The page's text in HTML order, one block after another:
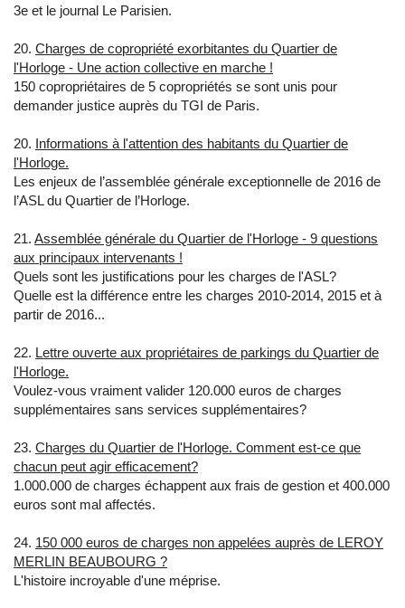
3e et le journal Le Parisien.
20. Charges de copropriété exorbitantes du Quartier de
l'Horloge - Une action collective en marche !
150 copropriétaires de 5 copropriétés se sont unis pour
demander justice auprès du TGI de Paris.
20. Informations à l'attention des habitants du Quartier de
l'Horloge.
Les enjeux de l’assemblée générale exceptionnelle de 2016 de
l’ASL du Quartier de l’Horloge.
21. Assemblée générale du Quartier de l'Horloge - 9 questions
aux principaux intervenants !
Quels sont les justifications pour les charges de l'ASL?
Quelle est la différence entre les charges 2010-2014, 2015 et à
partir de 2016...
22. Lettre ouverte aux propriétaires de parkings du Quartier de
l'Horloge.
Voulez-vous vraiment valider 120.000 euros de charges
supplémentaires sans services supplémentaires?
​23. Charges du Quartier de l'Horloge. Comment est-ce que
chacun peut agir efficacement?
​1.000.000 de charges échappent aux frais de gestion et 400.000
euros sont mal affectés.
24. 150 000 euros de charges non appelées auprès de LEROY
MERLIN BEAUBOURG ?
L'histoire incroyable d'une méprise.